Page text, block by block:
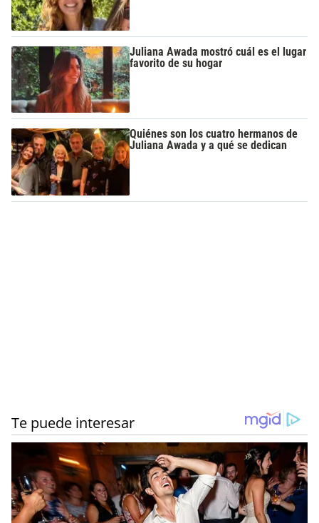
Juliana Awada mostró cuál es el lugar
favorito de su hogar
Quiénes son los cuatro hermanos de
Juliana Awada y a qué se dedican